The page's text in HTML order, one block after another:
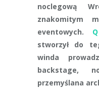
noclegową
znakomitym
eventowych.
stworzył do
winda
backstage,
przemyślana